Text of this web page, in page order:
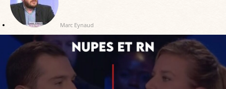
Marc Eynaud